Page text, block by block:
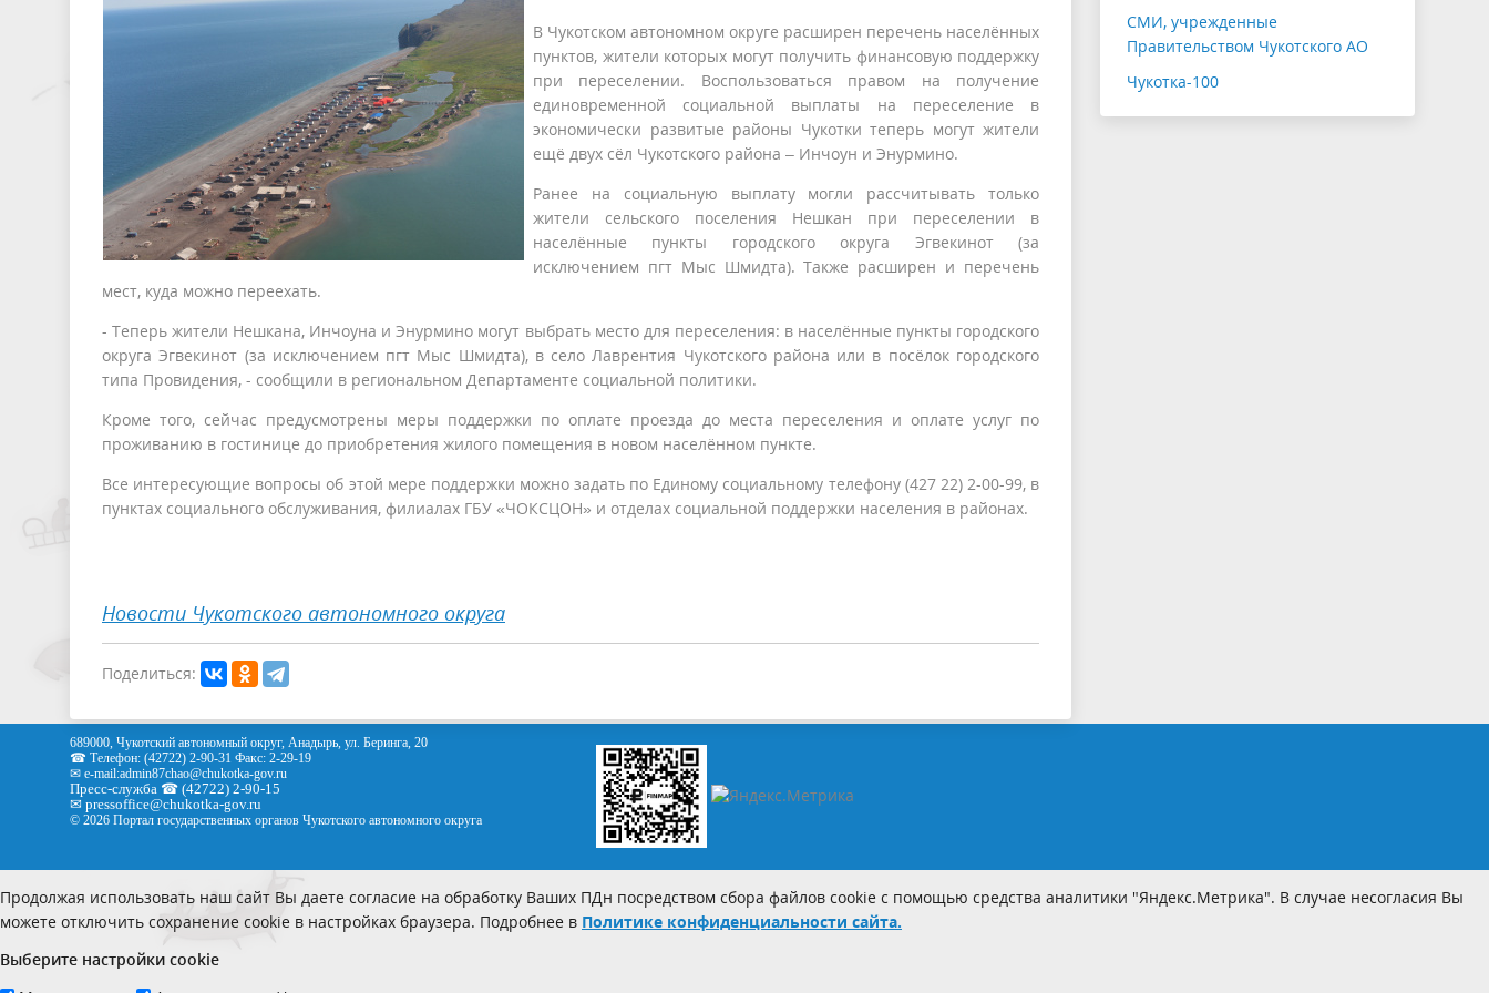
В Чукотском автономном округе расширен перечень населённых
пунктов, жители которых могут получить финансовую поддержку
при переселении. Воспользоваться правом на получение
единовременной социальной выплаты на переселение в
экономически развитые районы Чукотки теперь могут жители
ещё двух сёл Чукотского района – Инчоун и Энурмино.
Ранее на социальную выплату могли рассчитывать только
жители сельского поселения Нешкан при переселении в
населённые пункты городского округа Эгвекинот (за
исключением пгт Мыс Шмидта). Также расширен и перечень
мест, куда можно переехать.
- Теперь жители Нешкана, Инчоуна и Энурмино могут выбрать место для переселения: в населённые пункты городского
округа Эгвекинот (за исключением пгт Мыс Шмидта), в село Лаврентия Чукотского района или в посёлок городского
типа Провидения, - сообщили в региональном Департаменте социальной политики.
Кроме того, сейчас предусмотрены меры поддержки по оплате проезда до места переселения и оплате услуг по
проживанию в гостинице до приобретения жилого помещения в новом населённом пункте.
Все интересующие вопросы об этой мере поддержки можно задать по Единому социальному телефону (427 22) 2-00-99, в
пунктах социального обслуживания, филиалах ГБУ «ЧОКСЦОН» и отделах социальной поддержки населения в районах.
Новости Чукотского автономного округа
Поделиться:
СМИ, учрежденные
Правительством Чукотского АО
Чукотка-100
689000, Чукотский автономный округ, Анадырь, ул. Беринга, 20
☎ Телефон: (42722) 2-90-31 Факс: 2-29-19
✉ e-mail:admin87chao@chukotka-gov.ru
Пресс-служба ☎ (42722) 2-90-15
✉ pressoffice@chukotka-gov.ru
© 2026 Портал государственных органов Чукотского автономного округа
Продолжая использовать наш сайт Вы даете согласие на обработку Ваших ПДн посредством сбора файлов cookie с помощью средства аналитики "Яндекс.Метрика". В случае несогласия Вы
можете отключить сохранение cookie в настройках браузера. Подробнее в Политике конфиденциальности сайта.
Выберите настройки cookie